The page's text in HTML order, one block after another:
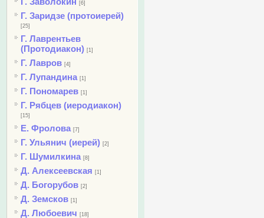
[6]
Г. Заридзе (протоиерей)
[25]
Г. Лаврентьев
(Протодиакон) [1]
Г. Лавров [4]
Г. Лупандина [1]
Г. Пономарев [1]
Г. Рябцев (иеродиакон)
[15]
Е. Фролова [7]
Г. Ульянич (иерей) [2]
Г. Шумилкина [8]
Д. Алексеевская [1]
Д. Богорубов [2]
Д. Земсков [1]
Д. Любоевич [18]